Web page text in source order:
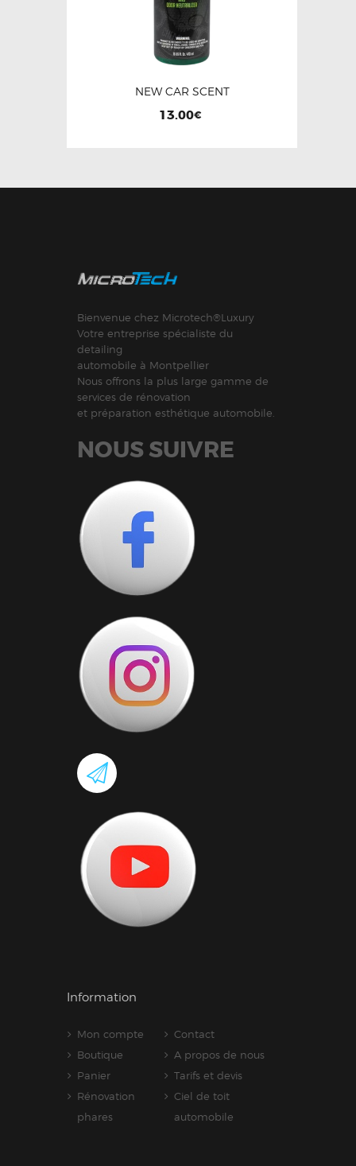
NEW CAR SCENT
13.00€
Bienvenue chez Microtech®Luxury
Votre entreprise spécialiste du
detailing
automobile à Montpellier
Nous offrons la plus large gamme de
services de rénovation
et préparation esthétique automobile.
NOUS SUIVRE
Information
Mon compte
Contact
Boutique
A propos de nous
Panier
Tarifs et devis
Rénovation
phares
Ciel de toit
automobile